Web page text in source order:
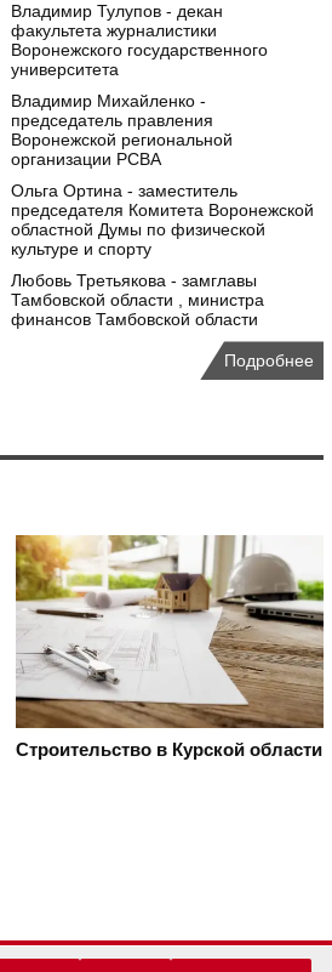
Владимир Тулупов - декан
факультета журналистики
Воронежского государственного
университета
Владимир Михайленко -
председатель правления
Воронежской региональной
организации РСВА
Ольга Ортина - заместитель
председателя Комитета Воронежской
областной Думы по физической
культуре и спорту
Любовь Третьякова - замглавы
Тамбовской области , министра
финансов Тамбовской области
Подробнее
Строительство в Курской области